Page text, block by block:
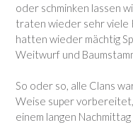
oder schminken lassen
traten wieder sehr viele
hatten wieder mächtig
Weitwurf und
So oder so, alle Clans
Weise super
einem langen